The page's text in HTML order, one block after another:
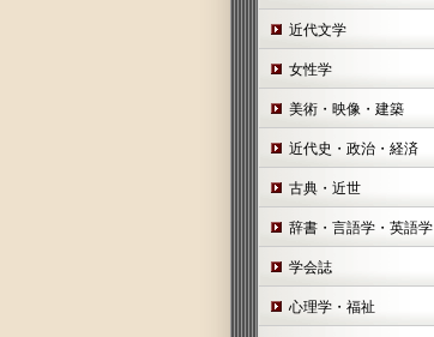
近代文学
女性学
美術・映像・建築
近代史・政治・経済
古典・近世
辞書・言語学・英語学
学会誌
心理学・福祉